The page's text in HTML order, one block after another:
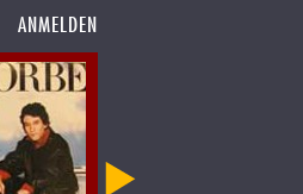
ANMELDEN